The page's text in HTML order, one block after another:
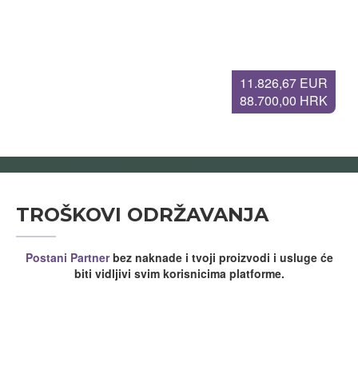
11.826,67 EUR
88.700,00 HRK
TROŠKOVI ODRŽAVANJA
Postani Partnerbez naknade i tvoji proizvodi i usluge će
biti vidljivi svim korisnicima platforme.